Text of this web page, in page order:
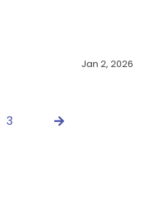
Jan 2, 2026
3